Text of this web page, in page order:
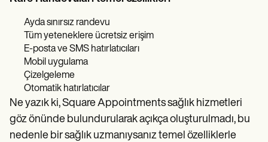
Ayda sınırsız randevu
Tüm yeteneklere ücretsiz erişim
E-posta ve SMS hatırlatıcıları
Mobil uygulama
Çizelgeleme
Otomatik hatırlatıcılar
Ne yazık ki, Square Appointments sağlık hizmetleri
göz önünde bulundurularak açıkça oluşturulmadı, bu
nedenle bir sağlık uzmanıysanız temel özelliklerle